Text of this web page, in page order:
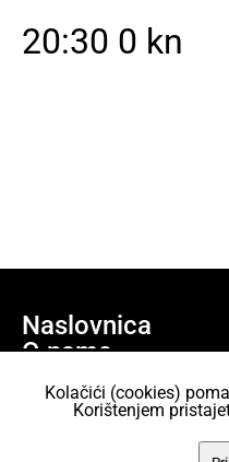
20:30 0 kn
Naslovnica
O nama
Učlani se
Projekti
AKC Attack Sav sadržaj dan je na
Kolačići (cookies)
Korištenjem